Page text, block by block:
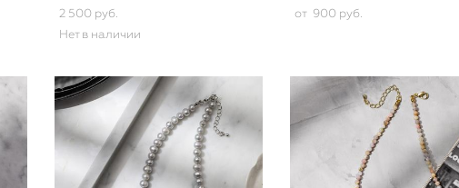
2 500 pуб.
Нет в наличии
от 900 pуб.